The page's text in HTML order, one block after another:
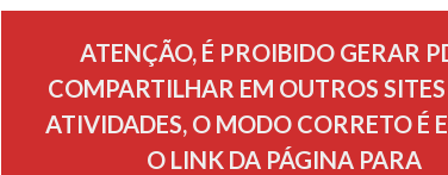
ATENÇÃO, É PROIBIDO GERAR
COMPARTILHAR EM OUTROS SITES
ATIVIDADES, O MODO CORRETO É
O LINK DA PÁGINA PARA